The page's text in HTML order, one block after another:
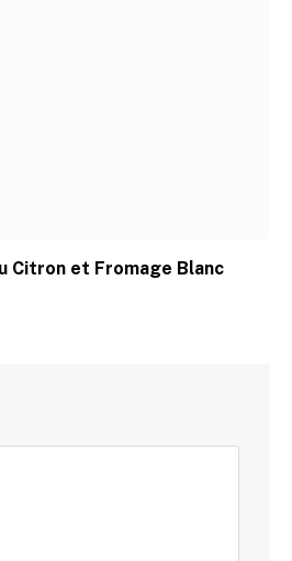
Citron et Fromage Blanc